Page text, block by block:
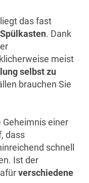
das fast
. Dank
meist
selbst zu
brauchen Sie
einer
dass
schnell
Ist der
verschiedene